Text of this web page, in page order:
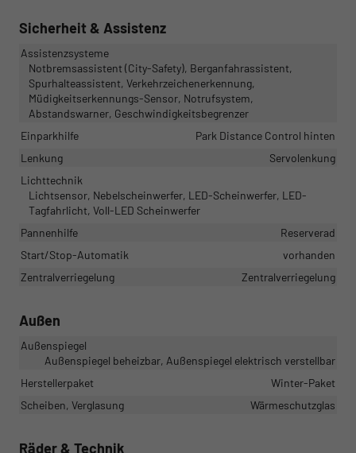
Sicherheit & Assistenz
Assistenzsysteme
Notbremsassistent (City-Safety), Berganfahrassistent,
Spurhalteassistent, Verkehrzeichenerkennung,
Müdigkeitserkennungs-Sensor, Notrufsystem,
Abstandswarner, Geschwindigkeitsbegrenzer
Einparkhilfe
Park Distance Control hinten
Lenkung
Servolenkung
Lichttechnik
Lichtsensor, Nebelscheinwerfer, LED-Scheinwerfer, LED-
Tagfahrlicht, Voll-LED Scheinwerfer
Pannenhilfe
Reserverad
Start/Stop-Automatik
vorhanden
Zentralverriegelung
Zentralverriegelung
Außen
Außenspiegel
Außenspiegel beheizbar, Außenspiegel elektrisch verstellbar
Herstellerpaket
Winter-Paket
Scheiben, Verglasung
Wärmeschutzglas
Räder & Technik